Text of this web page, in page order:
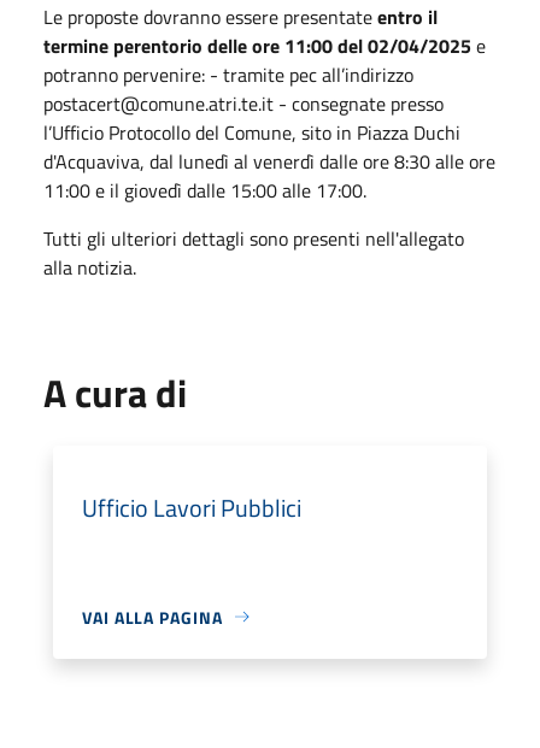
Le proposte dovranno essere presentateentro il
termine perentorio delle ore 11:00 del 02/04/2025e
potranno pervenire: - tramite pec all’indirizzo
postacert@comune.atri.te.it - consegnate presso
l’Ufficio Protocollo del Comune, sito in Piazza Duchi
d'Acquaviva, dal lunedì al venerdì dalle ore 8:30 alle ore
11:00 e il giovedì dalle 15:00 alle 17:00.
Tutti gli ulteriori dettagli sono presenti nell'allegato
alla notizia.
A cura di
Ufficio Lavori Pubblici
VAI ALLA PAGINA